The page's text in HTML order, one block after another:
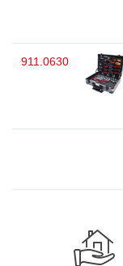
911.0630